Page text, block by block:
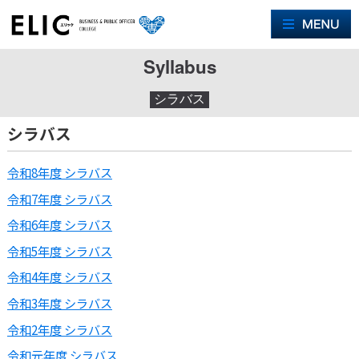
Syllabus
シラバス
シラバス
令和8年度 シラバス
令和7年度 シラバス
令和6年度 シラバス
令和5年度 シラバス
令和4年度 シラバス
令和3年度 シラバス
令和2年度 シラバス
令和元年度 シラバス